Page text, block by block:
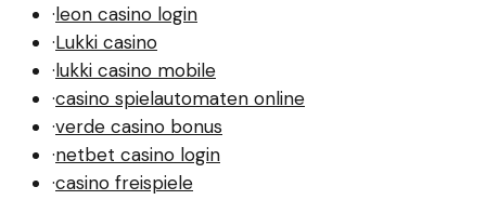
·leon casino login
·Lukki casino
·lukki casino mobile
·casino spielautomaten online
·verde casino bonus
·netbet casino login
·casino freispiele